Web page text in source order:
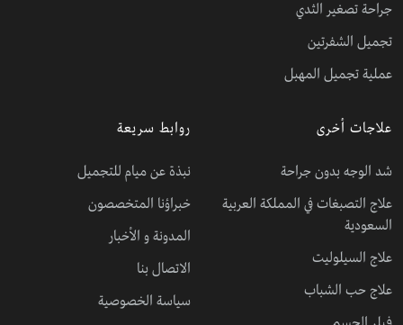
جراحة تصغير الثدي
تجميل الشفرتين
عملية تجميل المهبل
علاجات أخرى
شد الوجه بدون جراحة
علاج التصبغات في المملكة العربية
السعودية
علاج السيلوليت
علاج حب الشباب
روابط سريعة
نبذة عن ميام للتجميل
خبراؤنا المتخصصون
المدونة و الأخبار
الاتصال بنا
سياسة الخصوصية